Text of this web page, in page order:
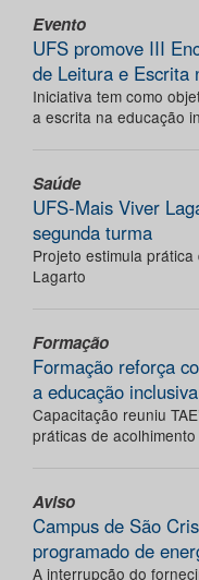
Evento
UFS promove III
de Leitura e Escrita
Iniciativa tem como
a escrita na educação
Saúde
UFS-Mais Viver
segunda turma
Projeto estimula
Lagarto
Formação
Formação reforça
a educação inclusiva
Capacitação reuniu
práticas de
Aviso
Campus de São
programado de
A interrupção do